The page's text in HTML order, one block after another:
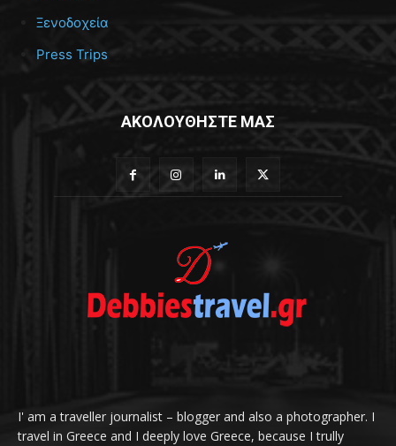
Ξενοδοχεία
Press Trips
ΑΚΟΛΟΥΘΗΣΤΕ ΜΑΣ
I' am a traveller journalist – blogger and also a photographer. I
travel in Greece and I deeply love Greece, because I trully